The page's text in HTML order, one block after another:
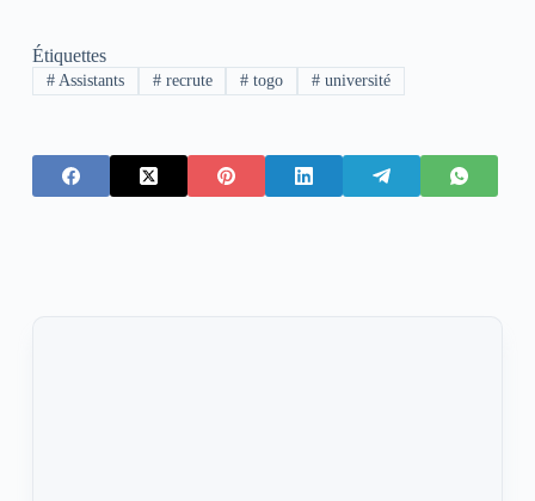
Étiquettes
#Assistants #recrute # togo # université